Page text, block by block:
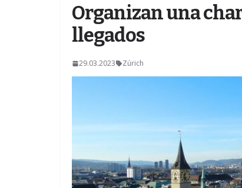
Organizan una
llegados
29.03.2023 Zúrich